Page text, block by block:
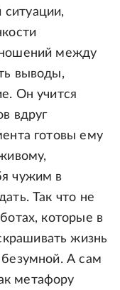
между
выводы,
Он учится
вдруг
готовы ему
чужим в
Так что не
которые в
жизнь
А сам
метафору